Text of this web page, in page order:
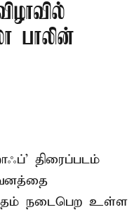
பாலின்
திரைப்படம்
நடைபெற உள்ள